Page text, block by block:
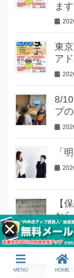
ます
東
ア
8/
プ
「
【
か
が
自
MENU HOME